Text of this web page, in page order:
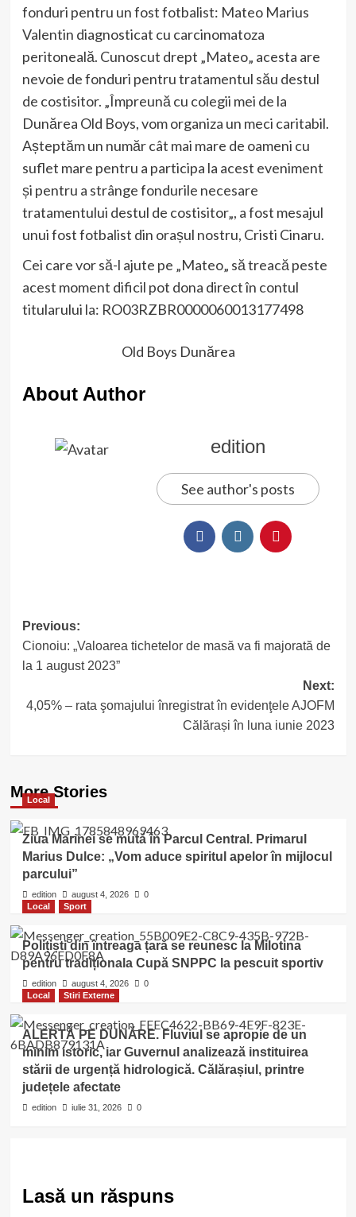
fonduri pentru un fost fotbalist: Mateo Marius
Valentin diagnosticat cu carcinomatoza
peritoneală. Cunoscut drept „Mateo„ acesta are
nevoie de fonduri pentru tratamentul său destul
de costisitor. „Împreună cu colegii mei de la
Dunărea Old Boys, vom organiza un meci caritabil.
Așteptăm un număr cât mai mare de oameni cu
suflet mare pentru a participa la acest eveniment
și pentru a strânge fondurile necesare
tratamentului destul de costisitor„, a fost mesajul
unui fost fotbalist din orașul nostru, Cristi Cinaru.
Cei care vor să-l ajute pe „Mateo„ să treacă peste
acest moment dificil pot dona direct în contul
titularului la: RO03RZBR0000060013177498
Old Boys Dunărea
About Author
edition
See author's posts
Post
navigation
Previous:
Cionoiu: „Valoarea tichetelor de masă va fi majorată de
la 1 august 2023”
Next:
4,05% – rata şomajului înregistrat în evidenţele AJOFM
Călărași în luna iunie 2023
More Stories
Local
Ziua Marinei se mută în Parcul Central. Primarul
Marius Dulce: „Vom aduce spiritul apelor în mijlocul
parcului”
edition august 4, 2026
0
Local
Sport
Polițiști din întreaga țară se reunesc la Milotina
pentru tradiționala Cupă SNPPC la pescuit sportiv
edition august 4, 2026
0
Local
Stiri Externe
ALERTĂ PE DUNĂRE. Fluviul se apropie de un
minim istoric, iar Guvernul analizează instituirea
stării de urgență hidrologică. Călărașiul, printre
județele afectate
edition iulie 31, 2026 0
Lasă un răspuns